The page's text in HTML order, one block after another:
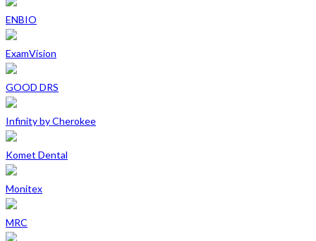
ENBIO
ExamVision
GOOD DRS
Infinity by Cherokee
Komet Dental
Monitex
MRC